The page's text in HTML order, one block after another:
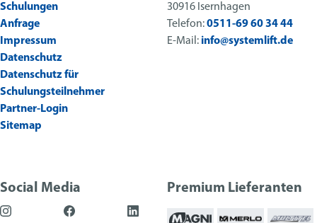
Schulungen
Anfrage
Impressum
Datenschutz
Datenschutz für
Schulungsteilnehmer
Partner-Login
Sitemap
30916 Isernhagen
Telefon:0511-69 60 34 44
E-Mail: info@systemlift.de
Social Media Premium Lieferanten